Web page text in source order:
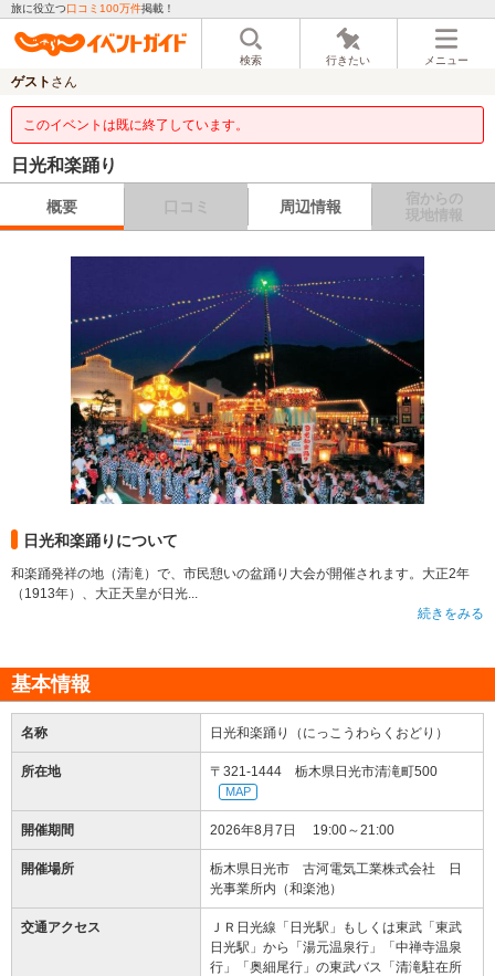
旅に役立つ口コミ100万件掲載！
検索 行きたい メニュー
ゲスト さん
このイベントは既に終了しています。
日光和楽踊り
概要 口コミ 周辺情報
宿からの
現地情報
日光和楽踊りについて
和楽踊発祥の地（清滝）で、市民憩いの盆踊り大会が開催されます。大正2年
（1913年）、大正天皇が日光...
続きをみる
基本情報
名称 日光和楽踊り（にっこうわらくおどり）
所在地 〒321-1444 栃木県日光市清滝町500
MAP
開催期間 2026年8月7日 19:00～21:00
開催場所
栃木県日光市 古河電気工業株式会社 日
光事業所内（和楽池）
交通アクセス
ＪＲ日光線「日光駅」もしくは東武「東武
日光駅」から「湯元温泉行」「中禅寺温泉
行」「奥細尾行」の東武バス「清滝駐在所